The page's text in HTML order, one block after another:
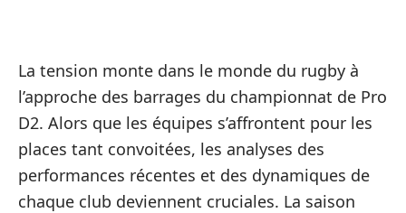
La tension monte dans le monde du rugby à
l’approche des barrages du championnat de Pro
D2. Alors que les équipes s’affrontent pour les
places tant convoitées, les analyses des
performances récentes et des dynamiques de
chaque club deviennent cruciales. La saison